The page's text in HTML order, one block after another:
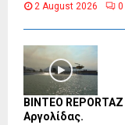
2 August 2026 0
BINTEO
Αργολίδας.